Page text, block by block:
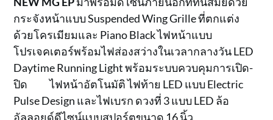
กระจังหน้าแบบ Suspended Wing Grille ที่ตกแต่ง
ด้วยโครเมียมและ Piano Black ไฟหน้าแบบ
โปรเจคเตอร์พร้อมไฟส่องสว่างในเวลากลางวัน LED
Daytime Running Light พร้อมระบบควบคุมการเปิด-
ปิด ไฟหน้าอัตโนมัติ ไฟท้าย LED แบบ Electric
Pulse Design และไฟเบรก ดวงที่ 3 แบบ LED ล้อ
อัลลอยด์ดีไซน์แบบสปอร์ตขนาด 16 นิ้ว